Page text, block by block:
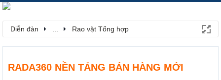
Diễn đàn Rao vặt Tổng hợp
RADA360 NỀN TẢNG BÁN HÀNG MỚI